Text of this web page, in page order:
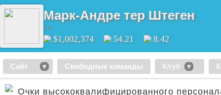
Марк-Андре тер Штеген
GK
$1,002,374 54.21 8.42
Сайт Свободные команды Клуб
Очки высококвалифицированного